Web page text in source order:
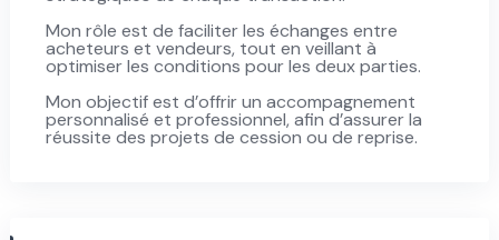
Mon rôle est de faciliter les échanges entre
acheteurs et vendeurs, tout en veillant à
optimiser les conditions pour les deux parties.
Mon objectif est d’offrir un accompagnement
personnalisé et professionnel, afin d’assurer la
réussite des projets de cession ou de reprise.